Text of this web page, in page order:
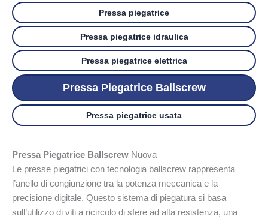
Pressa piegatrice
Pressa piegatrice idraulica
Pressa piegatrice elettrica
Pressa Piegatrice Ballscrew
Pressa piegatrice usata
Pressa Piegatrice Ballscrew Nuova
Le presse piegatrici con tecnologia ballscrew rappresenta
l’anello di congiunzione tra la potenza meccanica e la
precisione digitale. Questo sistema di piegatura si basa
sull’utilizzo di viti a ricircolo di sfere ad alta resistenza, una